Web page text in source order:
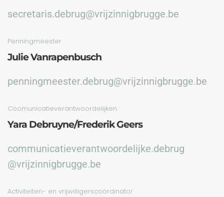
secretaris.debrug@vrijzinnigbrugge.be
Penningmeester
Julie Vanrapenbusch
penningmeester.debrug@vrijzinnigbrugge.be
Coomunicatieverantwoordelijken
Yara Debruyne/Frederik Geers
communicatieverantwoordelijke.debrug
@vrijzinnigbrugge.be
Activiteiten- en vrijwilligerscoördinator